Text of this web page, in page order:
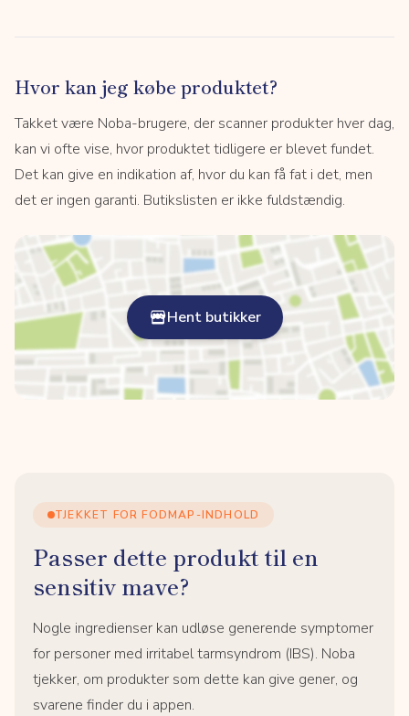
Hvor kan jeg købe produktet?
Takket være Noba-brugere, der scanner produkter hver dag,
kan vi ofte vise, hvor produktet tidligere er blevet fundet.
Det kan give en indikation af, hvor du kan få fat i det, men
det er ingen garanti. Butikslisten er ikke fuldstændig.
Hent butikker
TJEKKET FOR FODMAP-INDHOLD
Passer dette produkt til en
sensitiv mave?
Nogle ingredienser kan udløse generende symptomer
for personer med irritabel tarmsyndrom (IBS). Noba
tjekker, om produkter som dette kan give gener, og
svarene finder du i appen.